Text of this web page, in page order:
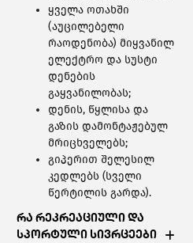
ყველა ოთახში
(აუცილებელი
რაოდენობა) მიყვანილ
ელექტრო და სუსტი
დენების
გაყვანილობას;
დენის, წყლისა და
გაზის დამონტაჟებულ
მრიცხველებს;
გიპერით შელესილ
კედლებს (სველი
წერტილის გარდა).
რა რეკრეაციული და
სპორტული სივრცეები